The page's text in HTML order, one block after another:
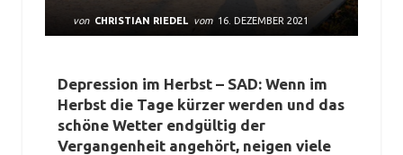
von CHRISTIAN RIEDEL vom 16. DEZEMBER 2021
Depression im Herbst – SAD: Wenn im
Herbst die Tage kürzer werden und das
schöne Wetter endgültig der
Vergangenheit angehört, neigen viele